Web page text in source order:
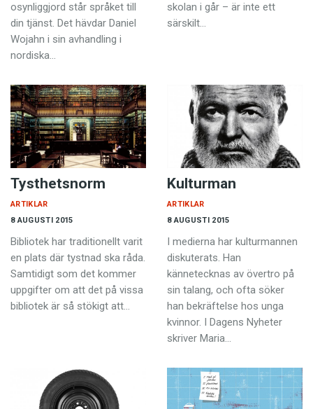
osynliggjord står språket till
din tjänst. Det hävdar Daniel
Wojahn i sin avhandling i
nordiska…
skolan i går – är inte ett
särskilt…
Tysthetsnorm
8 AUGUSTI 2015
ARTIKLAR
Bibliotek har traditionellt varit
en plats där tystnad ska råda.
Samtidigt som det kommer
uppgifter om att det på vissa
bibliotek är så stökigt att…
Kulturman
8 AUGUSTI 2015
ARTIKLAR
I medierna har kulturmannen
diskuterats. Han
kännetecknas av övertro på
sin talang, och ofta söker
han bekräftelse hos unga
kvinnor. I Dagens Nyheter
skriver Maria…